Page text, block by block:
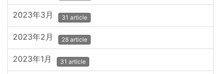
2023年3月 31 article
2023年2月 28 article
2023年1月 31 article